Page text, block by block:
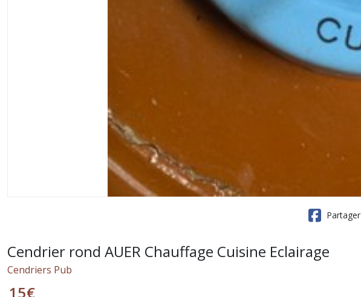
Partager
Cendrier rond AUER Chauffage Cuisine Eclairage
Cendriers Pub
15€